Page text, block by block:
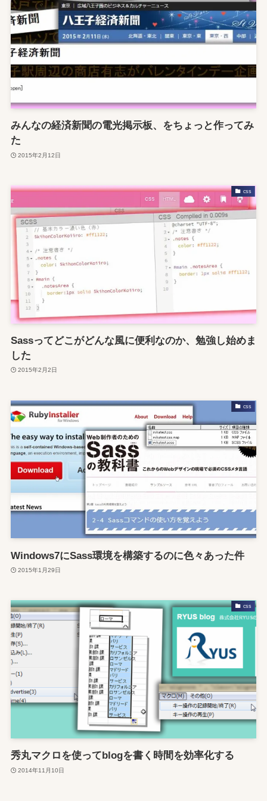
みんなの経済新聞の電光掲示板、をちょっと作ってみ
た
2015年2月12日
css
Sassってどこがどんな風に便利なのか、勉強し始めま
した
2015年2月2日
css
Windows7にSass環境を構築するのに色々あった件
2015年1月29日
css
秀丸マクロを使ってblogを書く時間を効率化する
2014年11月10日